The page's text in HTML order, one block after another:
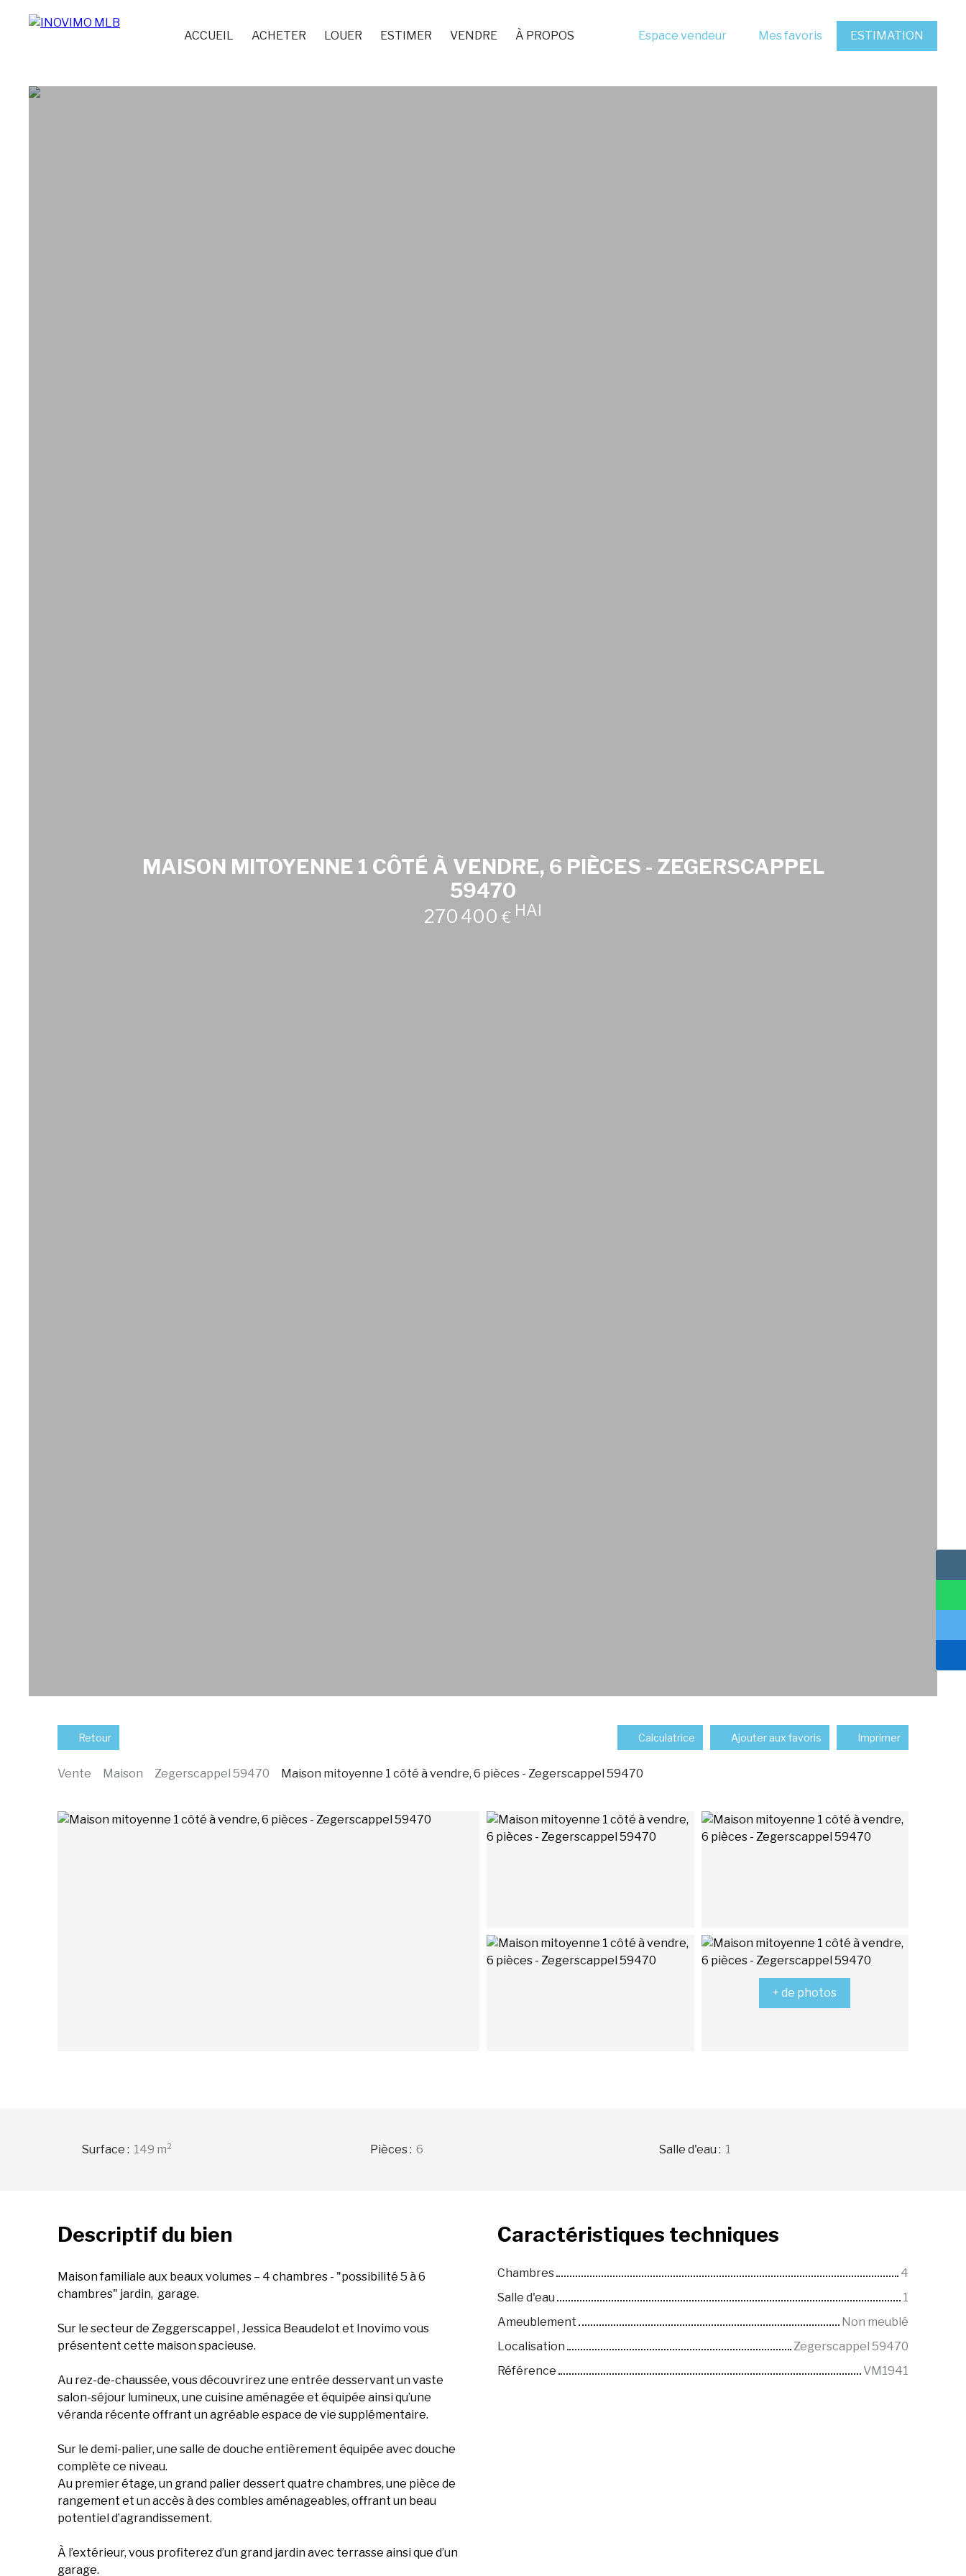
ACCUEIL ACHETER LOUER ESTIMER VENDRE À PROPOS Espace vendeur Mes favoris ESTIMATION
MAISON MITOYENNE 1 CÔTÉ À VENDRE, 6 PIÈCES - ZEGERSCAPPEL
59470
270 400 € HAI
Retour Calculatrice Ajouter aux favoris Imprimer
Vente Maison Zegerscappel 59470 Maison mitoyenne 1 côté à vendre, 6 pièces - Zegerscappel 59470
+ de photos
Surface : 149 m² Pièces: 6 Salle d'eau : 1
Descriptif du bien
Maison familiale aux beaux volumes – 4 chambres - "possibilité 5 à 6
chambres" jardin, garage.
Sur le secteur de Zeggerscappel , Jessica Beaudelot et Inovimo vous
présentent cette maison spacieuse.
Au rez-de-chaussée, vous découvrirez une entrée desservant un vaste
salon-séjour lumineux, une cuisine aménagée et équipée ainsi qu’une
véranda récente offrant un agréable espace de vie supplémentaire.
Sur le demi-palier, une salle de douche entièrement équipée avec douche
complète ce niveau.
Au premier étage, un grand palier dessert quatre chambres, une pièce de
rangement et un accès à des combles aménageables, offrant un beau
potentiel d’agrandissement.
À l’extérieur, vous profiterez d’un grand jardin avec terrasse ainsi que d’un
garage.
Caractéristiques techniques
Chambres
4
Salle d'eau
1
Ameublement
Non meublé
Localisation
Zegerscappel 59470
Référence
VM1941